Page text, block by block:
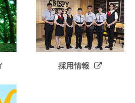
採用情報